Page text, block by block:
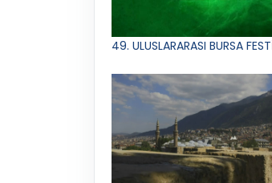
49. ULUSLARARASI BURSA